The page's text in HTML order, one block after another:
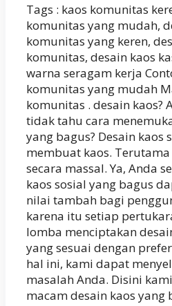
Tags : kaos komunitas
komunitas yang mudah,
komunitas yang keren,
komunitas, desain kaos
warna seragam kerja
komunitas yang mudah
komunitas . desain kaos?
tidak tahu cara
yang bagus? Desain kaos
membuat kaos.
secara massal. Ya, Anda
kaos sosial yang bagus
nilai tambah bagi
karena itu setiap
lomba menciptakan
yang sesuai dengan
hal ini, kami dapat
masalah Anda. Disini
macam desain kaos yang